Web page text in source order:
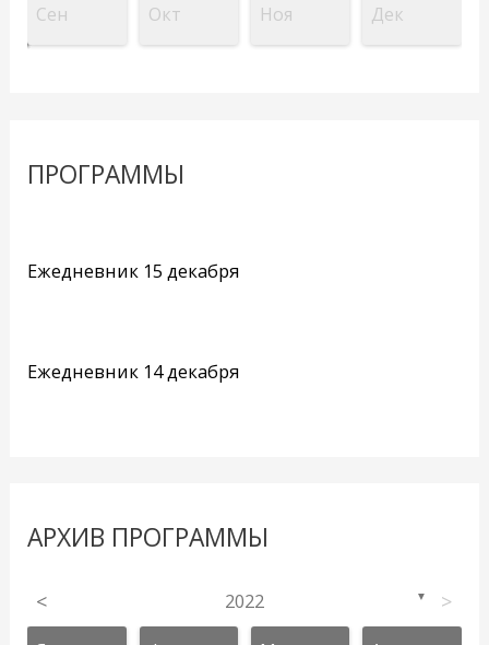
Сен Окт Ноя Дек
ПРОГРАММЫ
Ежедневник 15 декабря
Ежедневник 14 декабря
АРХИВ ПРОГРАММЫ
< 2022 ▼ >